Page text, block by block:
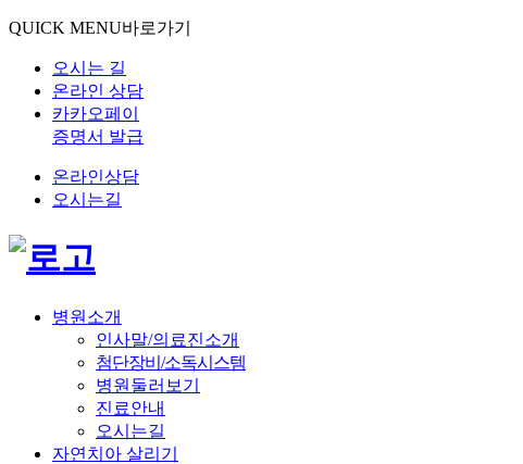
QUICK MENU바로가기
오시는 길
온라인 상담
카카오페이
증명서 발급
온라인상담
오시는길
병원소개
인사말/의료진소개
첨단장비/소독시스템
병원둘러보기
진료안내
오시는길
자연치아 살리기